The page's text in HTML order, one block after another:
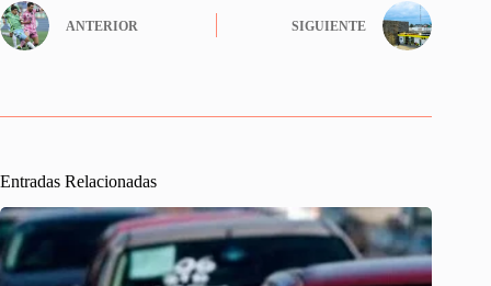
ANTERIOR SIGUIENTE
Entradas Relacionadas